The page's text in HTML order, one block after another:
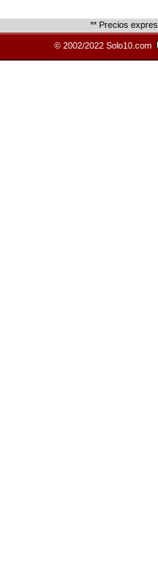
** Precios
© 2002/2022 Solo10.com